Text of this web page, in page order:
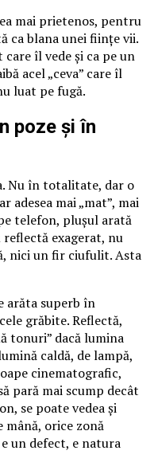
mai prietenos, pentru
ca blana unei ființe vii.
îl vede și ca pe un
acel „ceva” care îl
luat pe fugă.
poze și în
Nu în totalitate, dar o
adesea mai „mat”, mai
telefon, plușul arată
exagerat, nu
nici un fir ciufulit. Asta
arăta superb în
grăbite. Reflectă,
tonuri” dacă lumina
caldă, de lampă,
cinematografic,
pară mai scump decât
se poate vedea și
orice zonă
un defect, e natura